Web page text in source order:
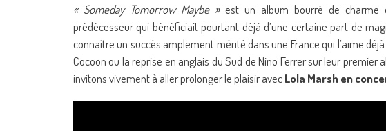
« Someday Tomorrow Maybe »est un album bourré de charme
prédécesseur qui bénéficiait pourtant déjà d’une certaine part de
connaître un succès amplement mérité dans une France qui l’aime
Cocoon ou la reprise en anglais du Sud de Nino Ferrer sur leur
invitons vivement à aller prolonger le plaisir avecLola Marsh en